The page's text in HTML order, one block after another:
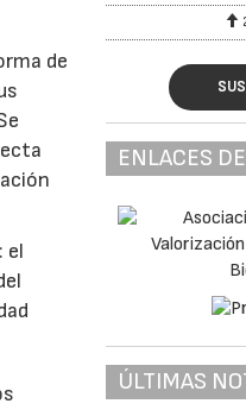
de
el
ENLACES
ÚLTIMAS